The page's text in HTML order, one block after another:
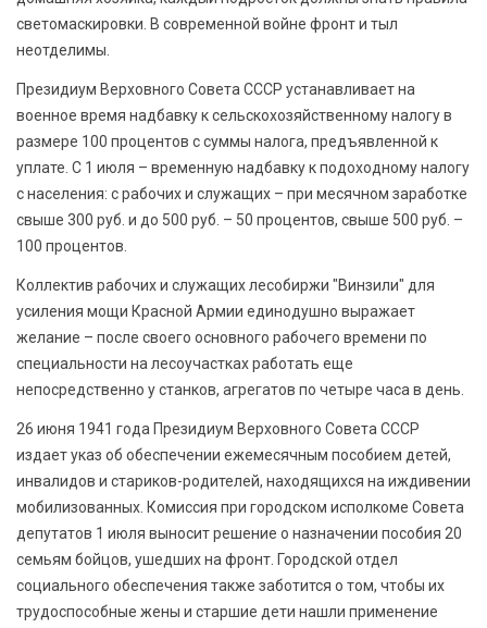
светомаскировки. В современной войне фронт и тыл
неотделимы.
Президиум Верховного Совета СССР устанавливает на
военное время надбавку к сельскохозяйственному налогу в
размере 100 процентов с суммы налога, предъявленной к
уплате. С 1 июля – временную надбавку к подоходному налогу
с населения: с рабочих и служащих – при месячном заработке
свыше 300 руб. и до 500 руб. – 50 процентов, свыше 500 руб. –
100 процентов.
Коллектив рабочих и служащих лесобиржи "Винзили" для
усиления мощи Красной Армии единодушно выражает
желание – после своего основного рабочего времени по
специальности на лесоучастках работать еще
непосредственно у станков, агрегатов по четыре часа в день.
26 июня 1941 года Президиум Верховного Совета СССР
издает указ об обеспечении ежемесячным пособием детей,
инвалидов и стариков-родителей, находящихся на иждивении
мобилизованных. Комиссия при городском исполкоме Совета
депутатов 1 июля выносит решение о назначении пособия 20
семьям бойцов, ушедших на фронт. Городской отдел
социального обеспечения также заботится о том, чтобы их
трудоспособные жены и старшие дети нашли применение